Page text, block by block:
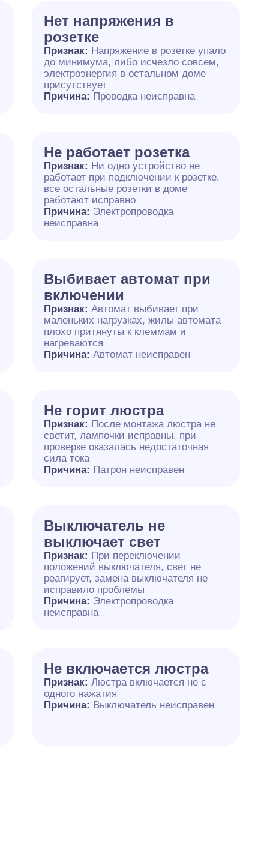
Нет напряжения в
розетке
Признак: Напряжение в розетке упало
до минимума, либо исчезло совсем,
электроэнергия в остальном доме
присутствует
Причина: Проводка неисправна
Не работает розетка
Признак: Ни одно устройство не
работает при подключении к розетке,
все остальные розетки в доме
работают исправно
Причина: Электропроводка
неисправна
Выбивает автомат при
включении
Признак: Автомат выбивает при
маленьких нагрузках, жилы автомата
плохо притянуты к клеммам и
нагреваются
Причина: Автомат неисправен
Не горит люстра
Признак: После монтажа люстра не
светит, лампочки исправны, при
проверке оказалась недостаточная
сила тока
Причина: Патрон неисправен
Выключатель не
выключает свет
Признак: При переключении
положений выключателя, свет не
реагирует, замена выключателя не
исправило проблемы
Причина: Электропроводка
неисправна
Не включается люстра
Признак: Люстра включается не с
одного нажатия
Причина: Выключатель неисправен